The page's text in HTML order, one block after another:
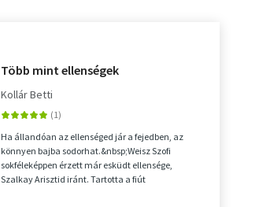
Több mint ellenségek
Kollár Betti
Ha állandóan az ellenséged jár a fejedben, az
könnyen bajba sodorhat.&nbsp;Weisz Szofi
sokféleképpen érzett már esküdt ellensége,
Szalkay Arisztid iránt. Tartotta a fiút